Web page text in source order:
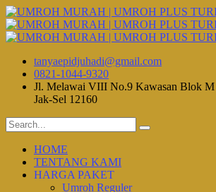
tanyaepidjuhadi@gmail.com
0821-1044-9320
Jl. Melawai VIII No.9 Kawasan Blok M
Jak-Sel 12160
HOME
TENTANG KAMI
HARGA PAKET
Umroh Reguler